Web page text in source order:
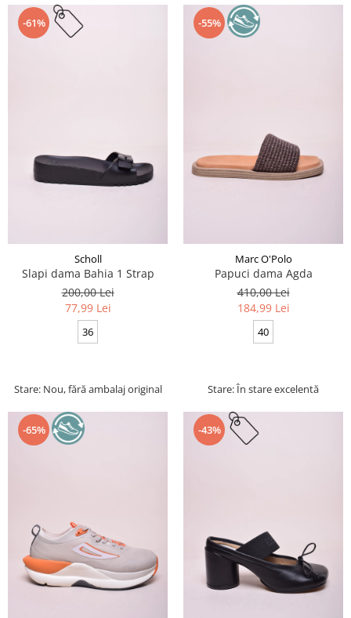
-61%
Scholl
Slapi dama Bahia 1 Strap
200,00 Lei
77,99 Lei
36
Stare: Nou, fără ambalaj original
-55%
Marc O'Polo
Papuci dama Agda
410,00 Lei
184,99 Lei
40
Stare: În stare excelentă
-65% -43%